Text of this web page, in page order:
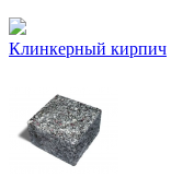
Клинкерный кирпич